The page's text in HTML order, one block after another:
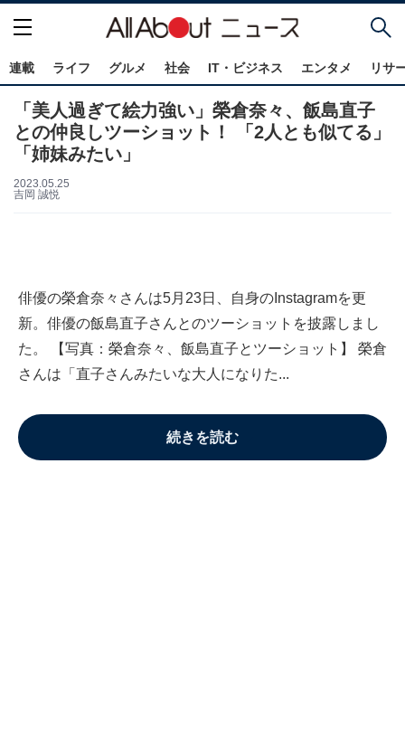
連載 ライフ グルメ 社会 IT・ビジネス エンタメ リサ
「美人過ぎて絵力強い」榮倉奈々、飯島直子
との仲良しツーショット！ 「2人とも似てる」
「姉妹みたい」
2023.05.25
吉岡 誠悦
俳優の榮倉奈々さんは5月23日、自身のInstagramを更
新。俳優の飯島直子さんとのツーショットを披露しまし
た。 【写真：榮倉奈々、飯島直子とツーショット】 榮倉
さんは「直子さんみたいな大人になりた...
続きを読む